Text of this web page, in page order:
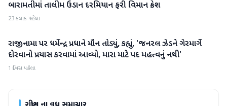
રાષ્ટ્રીય
બારામતીમાં તાલીમ ઉડાન દરમિયાન ફરી વિમાન ક્રેશ
23 કલાક પહેલા
રાષ્ટ્રીય
રાજીનામા પર ધર્મેન્દ્ર પ્રધાને મૌન તોડ્યું, કહ્યું, 'જનરલ ઝેડને ગેરમાર્ગે
દોરવાનો પ્રયાસ કરવામાં આવ્યો, મારા માટે પદ મહત્વનું નથી'
1 દિવસ પહેલા